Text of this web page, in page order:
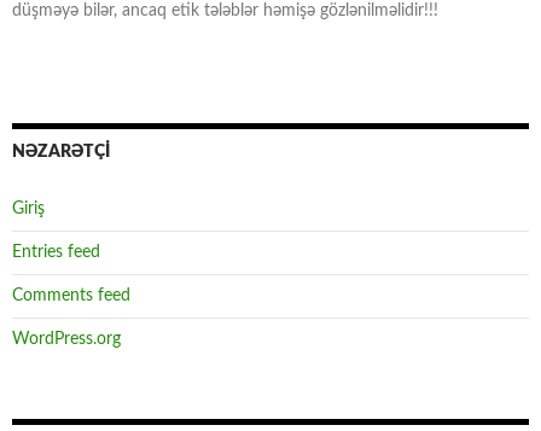
düşməyə bilər, ancaq etik tələblər həmişə gözlənilməlidir!!!
NƏZARƏTÇİ
Giriş
Entries feed
Comments feed
WordPress.org